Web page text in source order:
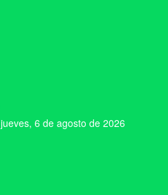
jueves, 6 de agosto de 2026